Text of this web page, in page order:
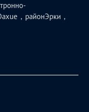
，районЭрки，